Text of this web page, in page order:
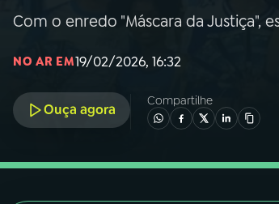
03 PROGRAMAÇÃO
05PODCASTS
Com o enredo "Máscara da Justiça",
NO AR EM19/02/2026, 16:32
Ouça agora
Compartilhe